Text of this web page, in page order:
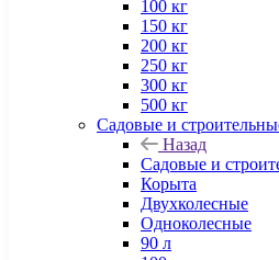
100 кг
150 кг
200 кг
250 кг
300 кг
500 кг
Садовые и
Назад
Садовые и
Корыта
Двухколесные
Одноколесные
90 л